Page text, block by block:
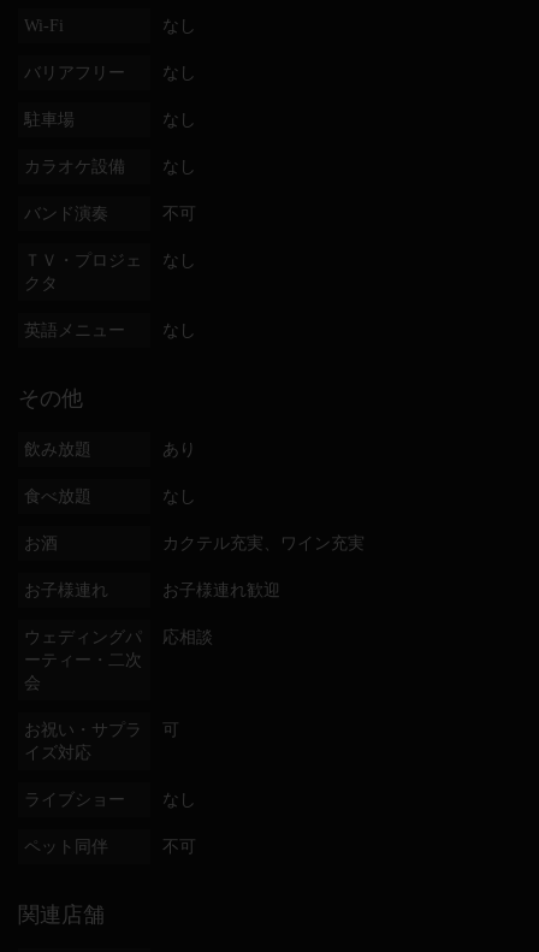
Wi-Fi なし
バリアフリー なし
駐車場 なし
カラオケ設備 なし
バンド演奏 不可
ＴＶ・プロジェ
クタ
なし
英語メニュー なし
その他
飲み放題 あり
食べ放題 なし
お酒 カクテル充実、ワイン充実
お子様連れ お子様連れ歓迎
ウェディングパ
ーティー・二次
会
応相談
お祝い・サプラ
イズ対応
可
ライブショー なし
ペット同伴 不可
関連店舗